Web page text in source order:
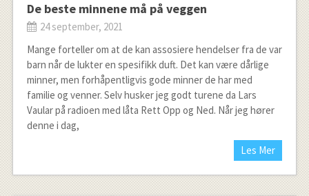
De beste minnene må på veggen
24 september, 2021
Mange forteller om at de kan assosiere hendelser fra de var
barn når de lukter en spesifikk duft. Det kan være dårlige
minner, men forhåpentligvis gode minner de har med
familie og venner. Selv husker jeg godt turene da Lars
Vaular på radioen med låta Rett Opp og Ned. Når jeg hører
denne i dag,
Les Mer